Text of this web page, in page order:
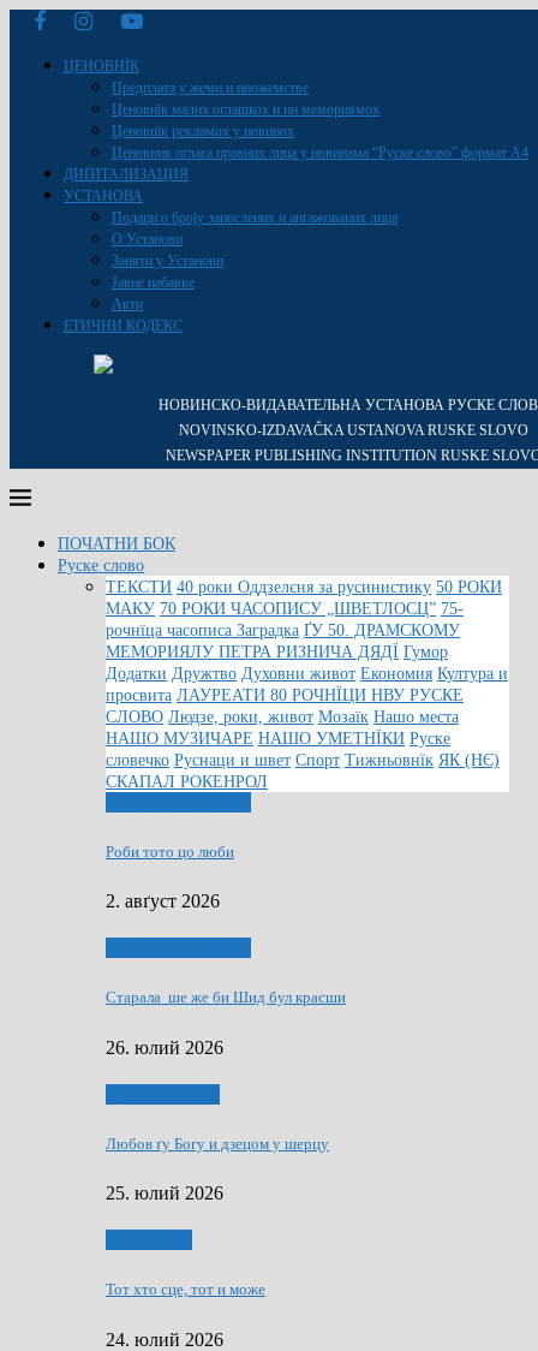
ЦЕНОВНЇК
Предплата у жеми и иножемстве
Ценовнїк малих оглашкох и ин мемориямох
Ценовнїк рекламох у новинох
Ценовник огласа правних лица у новинама “Руске слово” формат A4
ДИҐИТАЛИЗАЦИЯ
УСТАНОВА
Подаци о броју запослених и ангажованих лица
О Установи
Заняти у Установи
Јавне набавке
Акти
ЕТИЧНИ КОДЕКС
НОВИНСКО-ВИДАВАТЕЛЬНА УСТАНОВА РУСКЕ
NOVINSKO-IZDAVAČKA USTANOVA RUSKE SLOVO
NEWSPAPER PUBLISHING INSTITUTION RUSKE
ПОЧАТНИ БОК
Руске слово
ТЕКСТИ 40 роки Оддзелєня за русинистику 50 РОКИ
МАКУ 70 РОКИ ЧАСОПИСУ „ШВЕТЛОСЦ” 75-
рочнїца часописа Заградка ҐУ 50. ДРАМСКОМУ
МЕМОРИЯЛУ ПЕТРА РИЗНИЧА ДЯДЇ Гумор
Додатки Дружтво Духовни живот Економия Култура и
просвита ЛАУРЕАТИ 80 РОЧНЇЦИ НВУ РУСКЕ
СЛОВО Людзе, роки, живот Мозаїк Нашо места
НАШО МУЗИЧАРЕ НАШО УМЕТНЇКИ Руске
словечко Руснаци и швет Спорт Тижньовнїк ЯК (НЄ)
СКАПАЛ РОКЕНРОЛ
Роби тото цо люби
2. авґуст 2026
Старала ше же би Шид бул красши
26. юлий 2026
Любов ґу Богу и дзецом у шерцу
25. юлий 2026
Тот хто сце, тот и може
24. юлий 2026